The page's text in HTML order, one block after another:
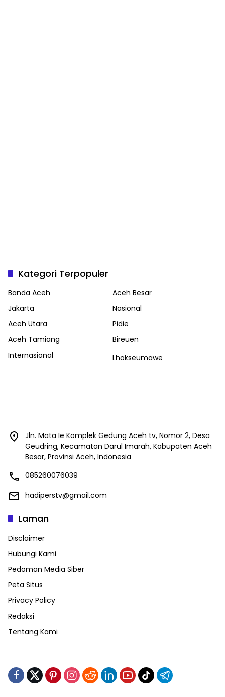
Kategori Terpopuler
Banda Aceh
Aceh Besar
Jakarta
Nasional
Aceh Utara
Pidie
Aceh Tamiang
Bireuen
Internasional
Lhokseumawe
Jln. Mata Ie Komplek Gedung Aceh tv, Nomor 2, Desa
Geudring, Kecamatan Darul Imarah, Kabupaten Aceh
Besar, Provinsi Aceh, Indonesia
085260076039
hadiperstv@gmail.com
Laman
Disclaimer
Hubungi Kami
Pedoman Media Siber
Peta Situs
Privacy Policy
Redaksi
Tentang Kami